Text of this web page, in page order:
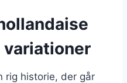
variationer
rig historie, der går